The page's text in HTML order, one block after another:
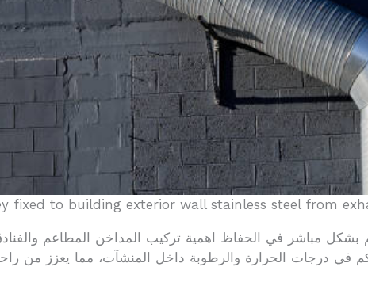
fixed to building exterior wall stainless steel from
مباشر في الحفاظ اهمية تركيب المداخن المطاعم
في درجات الحرارة والرطوبة داخل المنشآت، مما يعزز من